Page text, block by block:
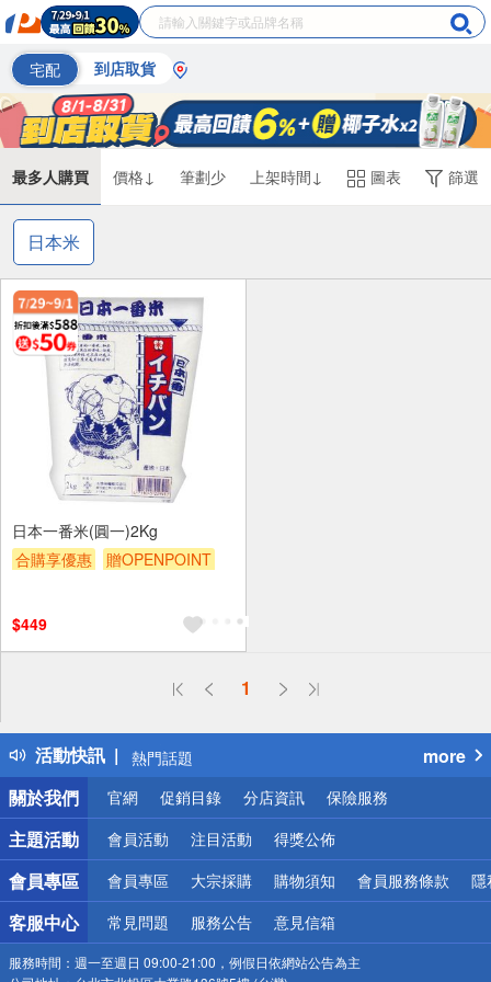
宅配 到店取貨
最多人購買 價格↓ 筆劃少 上架時間↓ 圖表 篩選
日本米
日本一番米(圓一)2Kg
合購享優惠
贈OPENPOINT
$449
1
活動快訊
偏遠地區配送
得獎公告
熱門話題
銀行優惠
偏遠地區配送
詐騙網頁！請小心！
more
關於我們
官網 促銷目錄 分店資訊 保險服務
主題活動 會員活動 注目活動 得獎公佈
會員專區 會員專區 大宗採購 購物須知 會員服務條款 隱
客服中心 常見問題 服務公告 意見信箱
服務時間： 週一至週日 09:00-21:00，例假日依網站公告為主